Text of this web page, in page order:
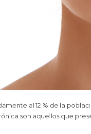
al 12 % de la
son aquellos que